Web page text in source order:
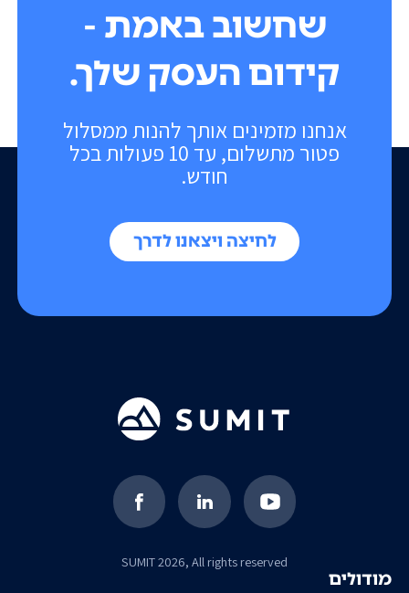
אנחנו מזמינים אותך להנות ממסלול
פטור מתשלום, עד 10 פעולות בכל
חודש.
לחיצה ויצאנו לדרך
שחשוב באמת -
קידום העסק שלך.
SUMIT 2026, All rights reserved
מודולים